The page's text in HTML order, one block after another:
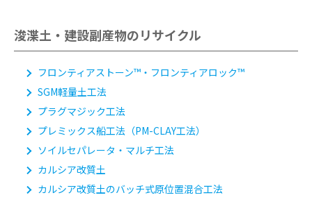
浚渫土・建設副産物のリサイクル
フロンティアストーン™・フロンティアロック™
SGM軽量土工法
プラグマジック工法
プレミックス船工法 （PM-CLAY工法）
ソイルセパレータ・マルチ工法
カルシア改質土
カルシア改質土のバッチ式原位置混合工法